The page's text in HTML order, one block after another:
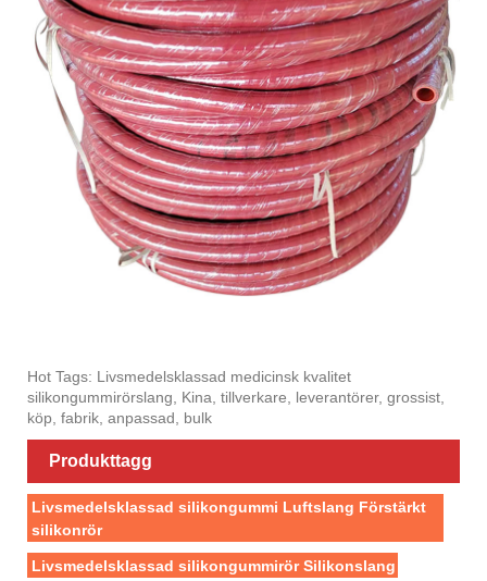
Hot Tags: Livsmedelsklassad medicinsk kvalitet
silikongummirörslang, Kina, tillverkare, leverantörer, grossist,
köp, fabrik, anpassad, bulk
Produkttagg
Livsmedelsklassad silikongummi Luftslang Förstärkt
silikonrör
Livsmedelsklassad silikongummirör Silikonslang